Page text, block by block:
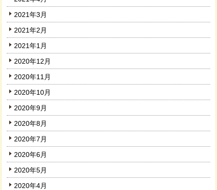
2021年3月
2021年2月
2021年1月
2020年12月
2020年11月
2020年10月
2020年9月
2020年8月
2020年7月
2020年6月
2020年5月
2020年4月